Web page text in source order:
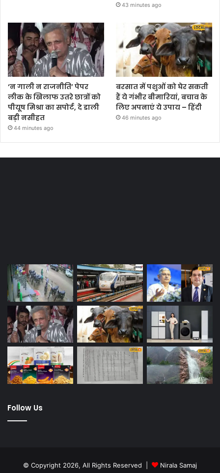
43 minutes ago
‘न गाली न राजनीति’ पेपर
लीक के खिलाफ उतरे छात्रों को
पीयूष मिश्रा का सपोर्ट, दे डाली
बड़ी नसीहत
44 minutes ago
बरसात में पशुओं को घेर सकती
हैं ये गंभीर बीमारियां, बचाव के
लिए अपनाएं ये उपाय – हिंदी
46 minutes ago
Follow Us
© Copyright 2026, All Rights Reserved | Nirala Samaj